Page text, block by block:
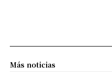
Más noticias